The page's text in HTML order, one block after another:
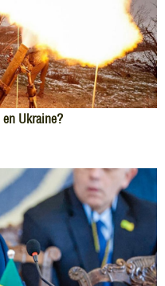
Ukraine?